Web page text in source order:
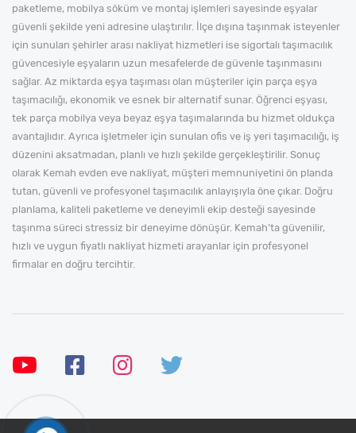
paketleme, mobilya söküm ve montaj işlemleri sayesinde eşyalar
güvenli şekilde yeni adresine ulaştırılır. İlçe dışına taşınmak isteyenler
için sunulan şehirler arası nakliyat hizmetleri ise sigortalı taşımacılık
güvencesiyle eşyaların uzun mesafelerde de güvenle taşınmasını
sağlar. Az miktarda eşya taşıması olan müşteriler için parça eşya
taşımacılığı, ekonomik ve esnek bir alternatif sunar. Öğrenci eşyası,
tek parça mobilya veya beyaz eşya taşımalarında bu hizmet oldukça
avantajlıdır. Ayrıca işletmeler için sunulan ofis ve iş yeri taşımacılığı, iş
düzenini aksatmadan, planlı ve hızlı şekilde gerçekleştirilir. Sonuç
olarak Kemah evden eve nakliyat, müşteri memnuniyetini ön planda
tutan, güvenli ve profesyonel taşımacılık anlayışıyla öne çıkar. Doğru
planlama, kaliteli paketleme ve deneyimli ekip desteği sayesinde
taşınma süreci stressiz bir deneyime dönüşür. Kemah’ta güvenilir,
hızlı ve uygun fiyatlı nakliyat hizmeti arayanlar için profesyonel
firmalar en doğru tercihtir.